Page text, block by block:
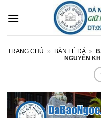
qua
TRANG CHỦ » BÀN LỄ ĐÁ »
NGUYÊN